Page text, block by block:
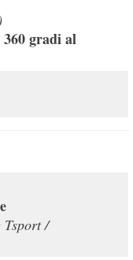
gradi al
Tsport /